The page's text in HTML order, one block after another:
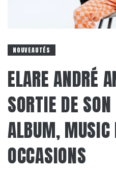
NOUVEAUTÉS
ELARE ANDRÉ
SORTIE DE
ALBUM, MUSIC
OCCASIONS